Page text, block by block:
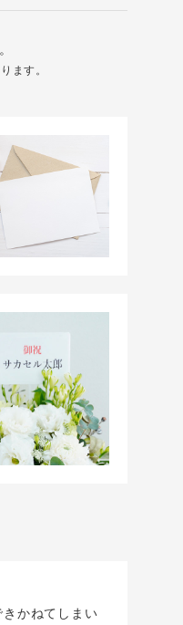
ます。
かねてしまい